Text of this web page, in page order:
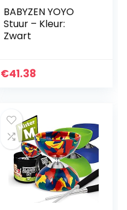
BABYZEN YOYO
Stuur – Kleur:
Zwart
€41.38